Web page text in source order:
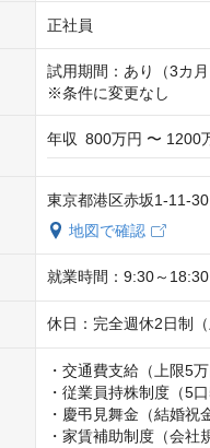
正社員
試用期間：あり（3カ月
※条件に変更なし
年収 800万円 〜 1200
東京都港区赤坂1-11-
地図で確認
就業時間：9:30～18:30
休日：完全週休2日制
・交通費支給（上限5万
・従業員持株制度（5
・慶弔見舞金（結婚祝
・家賃補助制度（会社